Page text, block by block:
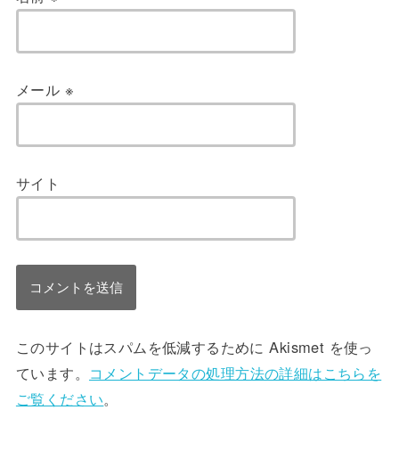
メール ※
サイト
このサイトはスパムを低減するために Akismet を使っ
ています。 コメントデータの処理方法の詳細はこちらを
ご覧ください。